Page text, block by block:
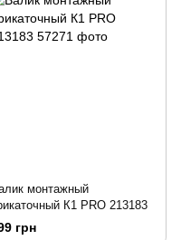
монтажный
К1 PRO 213183
грн